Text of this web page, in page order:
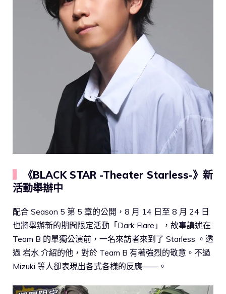
《BLACK STAR -Theater Starless-》新
活動舉辦中
配合 Season 5 第 5 章的公開，8 月 14 日至 8 月 24 日
也將舉辦新的期間限定活動「Dark Flare」，故事講述在
Team B 的單獨公演前，一名來訪者來到了 Starless 。透
過 岩水 介紹的他，對於 Team B 有著強烈的敬意。不過
Mizuki 等人卻表現出各式各樣的反應——。